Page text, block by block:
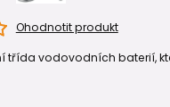
Ohodnotit produkt
třída vodovodních baterií,